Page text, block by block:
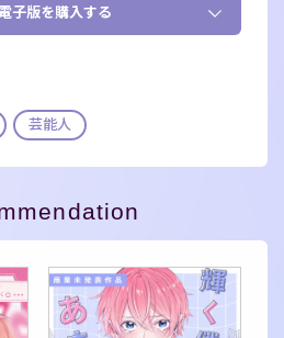
子版を購入する
芸能人